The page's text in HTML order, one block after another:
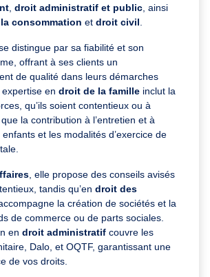
, droit administratif et public, ainsi
consommation et droit civil.
distingue par sa fiabilité et son
offrant à ses clients un
de qualité dans leurs démarches
en droit de la famille inclut la
qu’ils soient contentieux ou à
que la contribution à l’entretien et à
enfants et les modalités d’exercice de
, elle propose des conseils avisés
tandis qu’en droit des
la création de sociétés et la
de commerce ou de parts sociales.
en droit administratif couvre les
Dalo, et OQTF, garantissant une
de vos droits.